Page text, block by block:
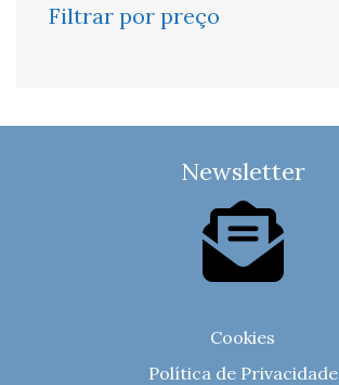
Filtrar por preço
Newsletter
Cookies
Política de Privacidade